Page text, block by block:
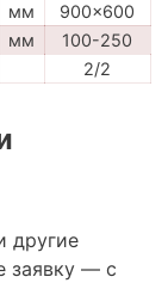
мм
900x600
мм
100-250
2/2
другие
заявку — с